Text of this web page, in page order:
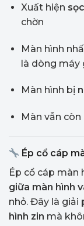
Xuất hiện
chờn
Màn hình
là dòng máy
Màn hình bị
Màn vẫn
Ép cổ cáp
Ép cổ cáp màn
giữa màn hình
nhỏ. Đây là
hình zin mà